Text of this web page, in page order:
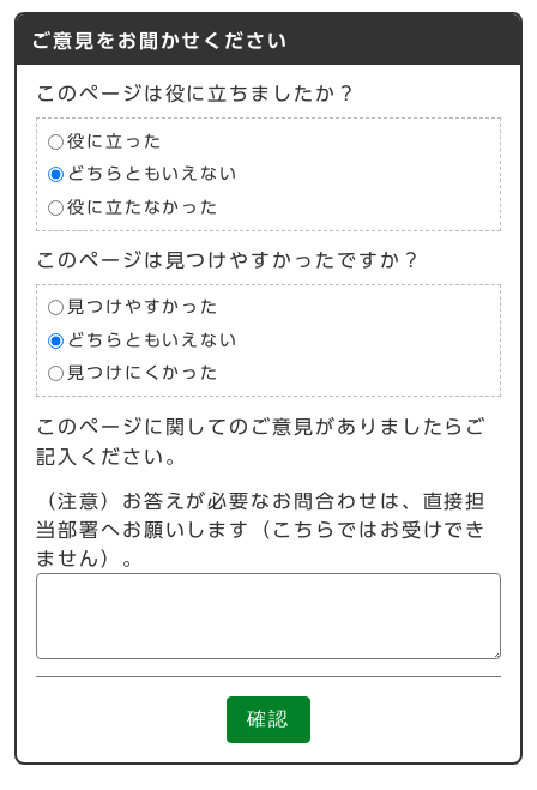
ご意見をお聞かせください
このページは役に立ちましたか？
役に立った
どちらともいえない
役に立たなかった
このページは見つけやすかったですか？
見つけやすかった
どちらともいえない
見つけにくかった
このページに関してのご意見がありましたらご
記入ください。
（注意）お答えが必要なお問合わせは、直接担
当部署へお願いします（こちらではお受けでき
ません）。
確認